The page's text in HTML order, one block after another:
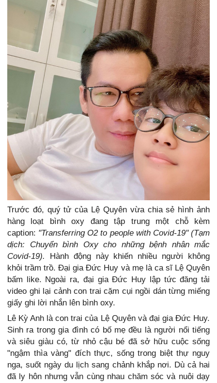
Trước đó, quý tử của Lệ Quyên vừa chia sẻ hình ảnh
hàng loạt bình oxy đang tập trung một chỗ kèm
caption: "Transferring O2 to people with Covid-19" (Tạm
dịch: Chuyển bình Oxy cho những bệnh nhân mắc
Covid-19). Hành động này khiến nhiều người không
khỏi trầm trồ. Đại gia Đức Huy và mẹ là ca sĩ Lệ Quyên
bấm like. Ngoài ra, đại gia Đức Huy lập tức đăng tải
video ghi lại cảnh con trai cặm cụi ngồi dán từng miếng
giấy ghi lời nhắn lên bình oxy.
Lê Kỳ Anh là con trai của Lệ Quyên và đại gia Đức Huy.
Sinh ra trong gia đình có bố mẹ đều là người nổi tiếng
và siêu giàu có, từ nhỏ cậu bé đã sở hữu cuộc sống
"ngậm thìa vàng" đích thực, sống trong biệt thự nguy
nga, suốt ngày du lịch sang chảnh khắp nơi. Dù cả hai
đã ly hôn nhưng vẫn cùng nhau chăm sóc và nuôi dạy